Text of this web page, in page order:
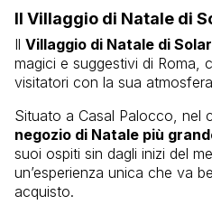
Il Villaggio di Natale di
Il Villaggio di Natale di
magici e suggestivi di Roma,
visitatori con la sua
Situato a Casal Palocco, nel
negozio di Natale più
suoi ospiti sin dagli inizi del
un’esperienza unica che va
acquisto.